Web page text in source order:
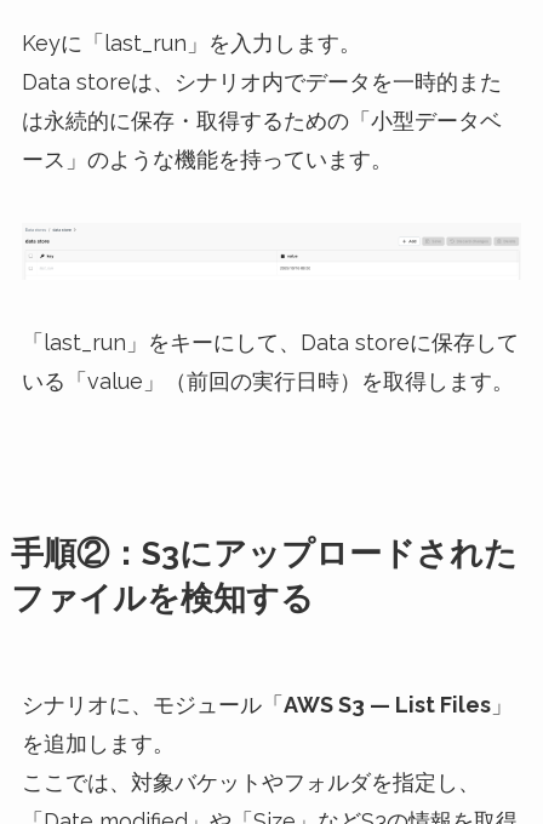
Keyに「last_run」を入力します。
Data storeは、シナリオ内でデータを一時的また
は永続的に保存・取得するための「小型データベ
ース」のような機能を持っています。
「last_run」をキーにして、Data storeに保存して
いる「value」（前回の実行日時）を取得します。
手順②：S3にアップロードされた
ファイルを検知する
シナリオに、モジュール「 AWS S3 — List Files」
を追加します。
ここでは、対象バケットやフォルダを指定し、